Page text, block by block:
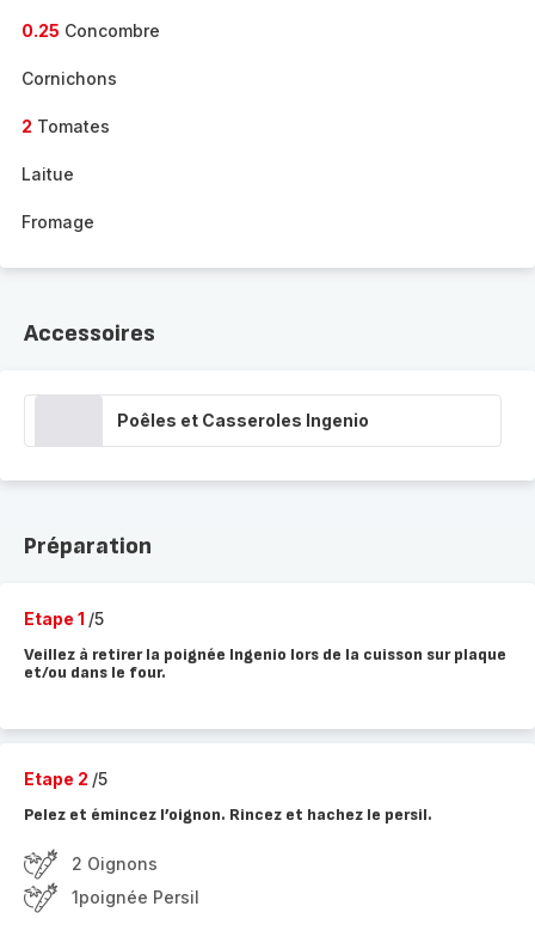
0.25 Concombre
Cornichons
2 Tomates
Laitue
Fromage
Accessoires
Poêles et Casseroles Ingenio
Préparation
Etape 1 /5
Veillez à retirer la poignée Ingenio lors de la cuisson sur plaque
et/ou dans le four.
Etape 2 /5
Pelez et émincez l’oignon. Rincez et hachez le persil.
2 Oignons
1poignée Persil